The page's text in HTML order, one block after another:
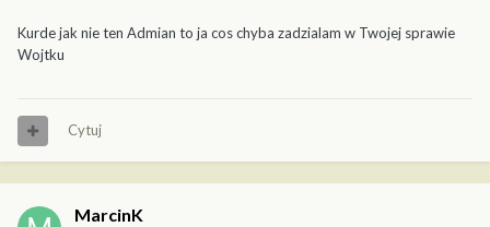
Kurde jak nie ten Admian to ja cos chyba zadzialam w Twojej sprawie
Wojtku
Cytuj
MarcinK